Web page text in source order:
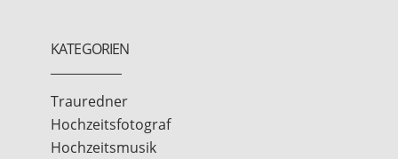
KATEGORIEN
Trauredner
Hochzeitsfotograf
Hochzeitsmusik